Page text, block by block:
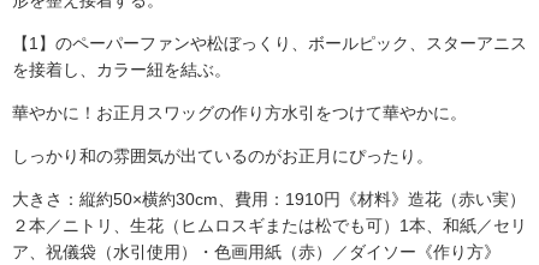
【1】のペーパーファンや松ぼっくり、ボールピック、スターアニス
を接着し、カラー紐を結ぶ。
華やかに！お正月スワッグの作り方水引をつけて華やかに。
しっかり和の雰囲気が出ているのがお正月にぴったり。
大きさ：縦約50×横約30cm、費用：1910円《材料》造花（赤い実）
２本／ニトリ、生花（ヒムロスギまたは松でも可）1本、和紙／セリ
ア、祝儀袋（水引使用）・色画用紙（赤）／ダイソー《作り方》